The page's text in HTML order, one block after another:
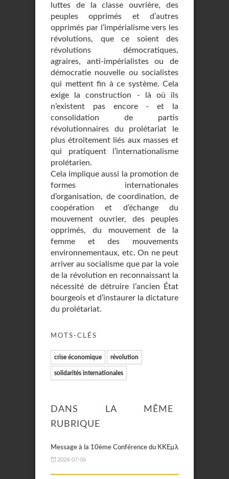
luttes de la classe ouvrière, des
peuples opprimés et d’autres
opprimés par l’impérialisme vers les
révolutions, que ce soient des
révolutions démocratiques,
agraires, anti-impérialistes ou de
démocratie nouvelle ou socialistes
qui mettent fin à ce système. Cela
exige la construction - là où ils
n’existent pas encore - et la
consolidation de partis
révolutionnaires du prolétariat le
plus étroitement liés aux masses et
qui pratiquent l’internationalisme
prolétarien.
Cela implique aussi la promotion de
formes internationales
d’organisation, de coordination, de
coopération et d’échange du
mouvement ouvrier, des peuples
opprimés, du mouvement de la
femme et des mouvements
environnementaux, etc. On ne peut
arriver au socialisme que par la voie
de la révolution en reconnaissant la
nécessité de détruire l’ancien État
bourgeois et d’instaurer la dictature
du prolétariat.
MOTS-CLÉS
crise économique révolution
solidarités internationales
DANS LA MÊME
RUBRIQUE
Message à la 10ème Conférence du KKEµλ
2024-07-06